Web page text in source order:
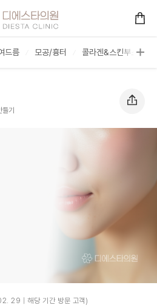
피부과 디에스타의원ㅣ광교피부
드름 모공/흉터 콜라겐&스킨부스터
기
29 | 해당 기간 방문 고객)